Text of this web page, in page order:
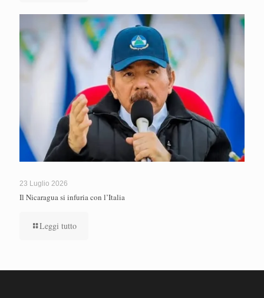
23 Luglio 2026
Il Nicaragua si infuria con l’Italia
Leggi tutto